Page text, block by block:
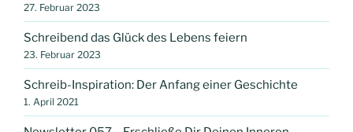
27. Februar 2023
Schreibend das Glück des Lebens feiern
23. Februar 2023
Schreib-Inspiration: Der Anfang einer Geschichte
1. April 2021